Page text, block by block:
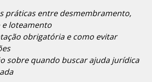
práticas entre desmembramento,
loteamento
obrigatória e como evitar
sobre quando buscar ajuda jurídica